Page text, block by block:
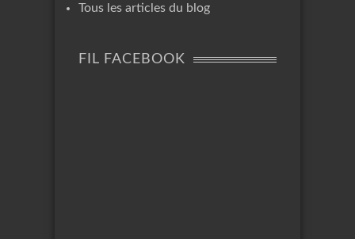
Tous les articles du blog
FIL FACEBOOK